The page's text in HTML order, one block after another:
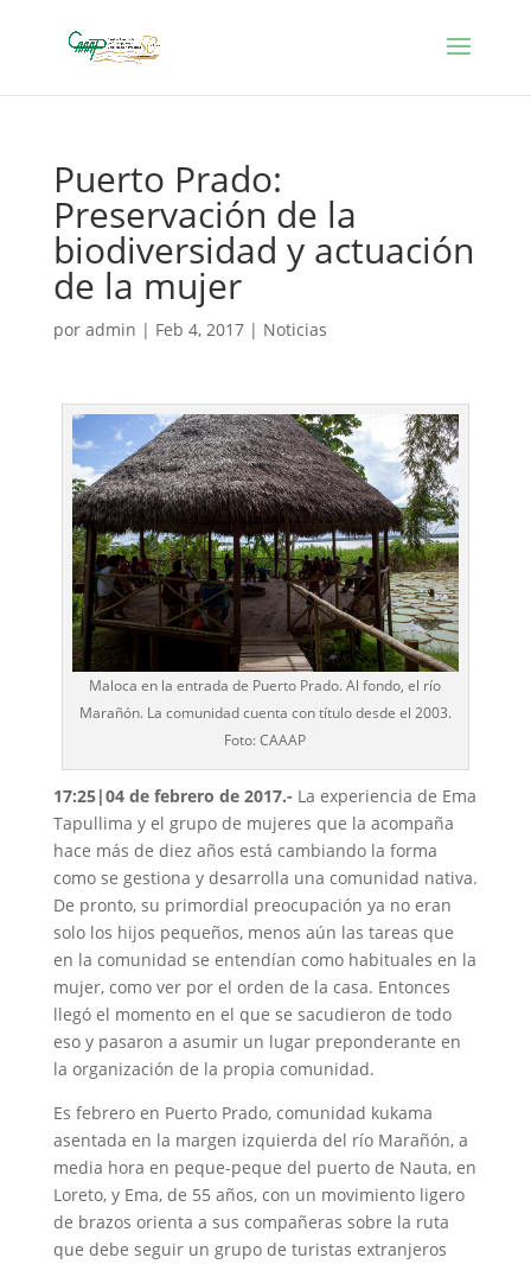
Puerto Prado:
Preservación de la
biodiversidad y actuación
de la mujer
por admin | Feb 4, 2017| Noticias
Maloca en la entrada de Puerto Prado. Al fondo, el río
Marañón. La comunidad cuenta con título desde el 2003.
Foto: CAAAP
17:25|04 de febrero de 2017.- La experiencia de Ema
Tapullima y el grupo de mujeres que la acompaña
hace más de diez años está cambiando la forma
como se gestiona y desarrolla una comunidad nativa.
De pronto, su primordial preocupación ya no eran
solo los hijos pequeños, menos aún las tareas que
en la comunidad se entendían como habituales en la
mujer, como ver por el orden de la casa. Entonces
llegó el momento en el que se sacudieron de todo
eso y pasaron a asumir un lugar preponderante en
la organización de la propia comunidad.
Es febrero en Puerto Prado, comunidad kukama
asentada en la margen izquierda del río Marañón, a
media hora en peque-peque del puerto de Nauta, en
Loreto, y Ema, de 55 años, con un movimiento ligero
de brazos orienta a sus compañeras sobre la ruta
que debe seguir un grupo de turistas extranjeros